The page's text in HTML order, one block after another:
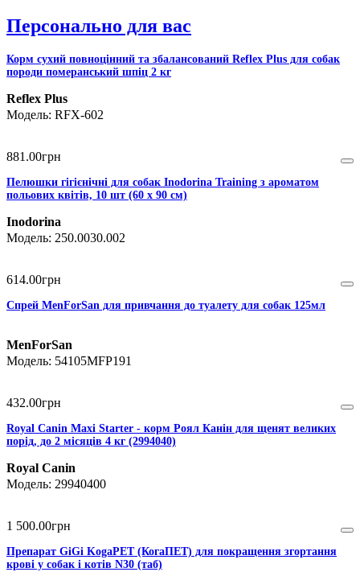
Персонально для вас
Корм сухий повноцінний та збалансований Reflex Plus для собак
породи померанський шпіц 2 кг
Reflex Plus
RFX-602
881 .00грн
Пелюшки гігієнічні для собак Inodorina Training з ароматом
польових квітів, 10 шт (60 х 90 см)
Inodorina
250.0030.002
614.00грн
Спрей MenForSan для привчання до туалету для собак 125мл
MenForSan
54105MFP191
432.00грн
Royal Canin Maxi Starter - корм Роял Канін для щенят великих
порід, до 2 місяців 4 кг (2994040)
Royal Canin
29940400
1 500.00грн
Препарат GiGi KogaPET (КогаПЕТ) для покращення згортання
крові у собак і котів N30 (таб)